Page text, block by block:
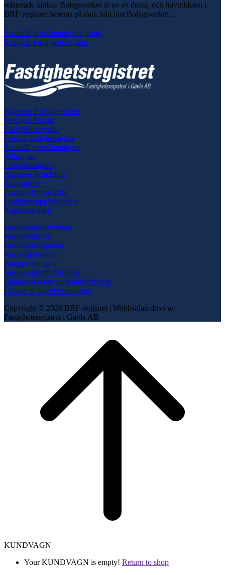
relaterade länkar. Bolagsverket är en av dessa, och huvuddelen i
BRF-registret baseras på data från just Bolagsverket...
Samfällighetsföreningsregistret
Sveriges Fastighetsregister
Adresser Privatpersoner
Sveriges Skolor
Fastighetsregister
Privata fastighetsägare
Samfällighetsföreningar
Villaägare
Fastighetsägare
Adresser Fritidshus
Skogsägare
Privata Hyresvärdar
Fastighetsupplysningen
Registerguiden
Bostadsrättsnämnden
Bostadsrätterna
Bostadsrättsägarna
Bostadsjuristerna
Boupplysningen
Bostadsrättsförsäkringar
Bolagsverket/bostadsrättsförening
Utdrag ur lägenhetsregistret
Copyright © 2026 BRF-registret | Webbsidan drivs av
Fastighetsregistret i Gävle AB
KUNDVAGN
Your KUNDVAGN is empty! Return to shop